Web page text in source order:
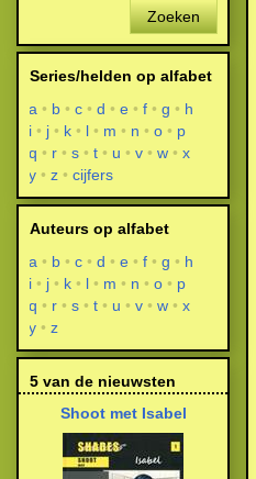
Zoeken
Series/helden op alfabet
a
b c d e f g
h
i
j k l m n o
p
q
r s t u v w
x
y
z cijfers
Auteurs op alfabet
a
b c d e f g
h
i
j k l m n o
p
q
r s t u v w
x
y
z
5 van de nieuwsten
Shoot met Isabel